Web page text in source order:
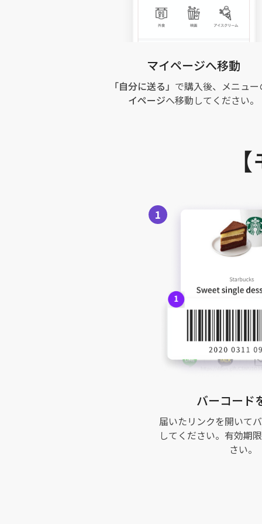
マイページへ移動
「自分に送る」 で購入後、メニュー
イページへ移動してください。
1
バーコード
届いたリンクを開いて
してください。有効期
さい。